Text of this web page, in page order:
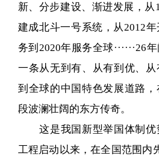
新、分步建设、渐进发展，从
建成北斗一号系统，从2012
务到2020年服务全球······26
一条从无到有、从有到优、
到全球的中国特色发展道路
段波澜壮阔的东方传奇。
这是我国新型举国体制优
工程启动以来，在全国范围内